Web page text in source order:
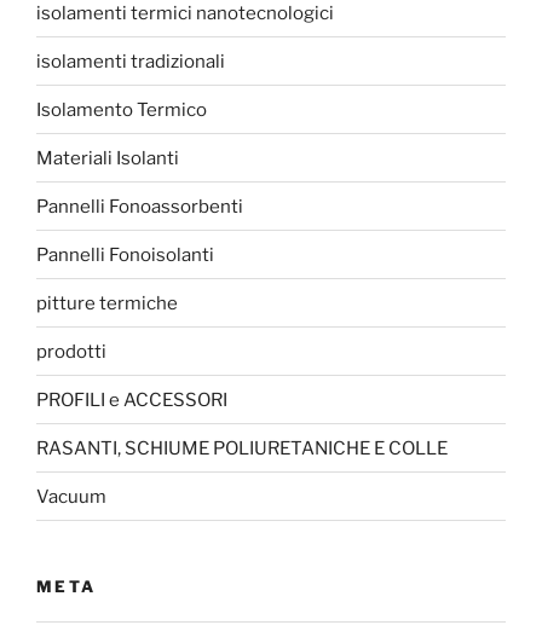
isolamenti termici nanotecnologici
isolamenti tradizionali
Isolamento Termico
Materiali Isolanti
Pannelli Fonoassorbenti
Pannelli Fonoisolanti
pitture termiche
prodotti
PROFILI e ACCESSORI
RASANTI, SCHIUME POLIURETANICHE E COLLE
Vacuum
META